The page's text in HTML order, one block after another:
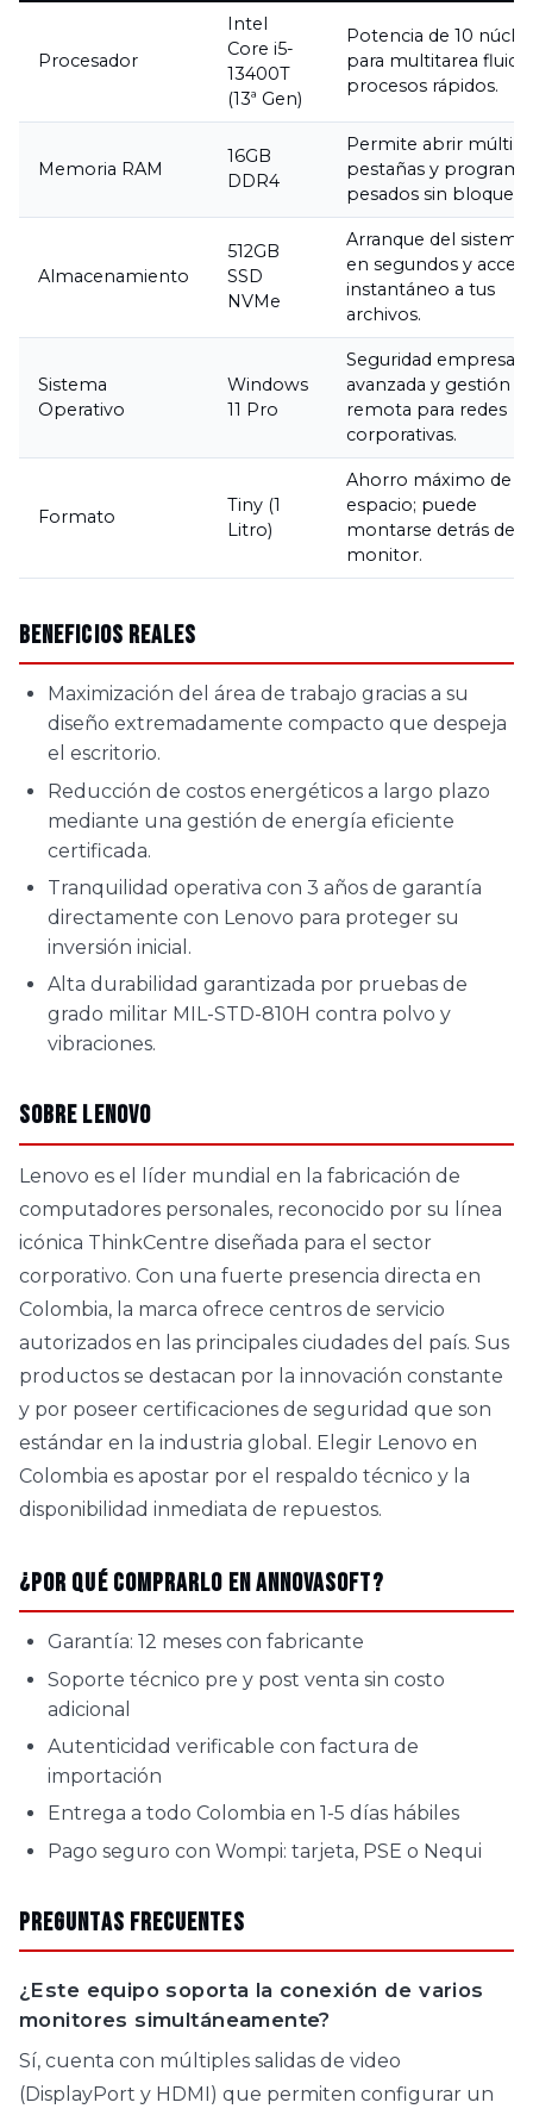
Procesador
Intel
Core i5-
13400T
(13ª Gen)
Potencia de 10
para multitarea fluida
procesos rápidos.
Memoria RAM
16GB
DDR4
Permite abrir
pestañas y
pesados sin
Almacenamiento
512GB
SSD
NVMe
Arranque del sistema
en segundos y
instantáneo a tus
archivos.
Sistema
Operativo
Windows
11 Pro
Seguridad
avanzada y gestión
remota para redes
corporativas.
Formato
Tiny (1
Litro)
Ahorro máximo de
espacio; puede
montarse detrás del
monitor.
Beneficios Reales
Maximización del área de trabajo gracias a su
diseño extremadamente compacto que despeja
el escritorio.
Reducción de costos energéticos a largo plazo
mediante una gestión de energía eficiente
certificada.
Tranquilidad operativa con 3 años de garantía
directamente con Lenovo para proteger su
inversión inicial.
Alta durabilidad garantizada por pruebas de
grado militar MIL-STD-810H contra polvo y
vibraciones.
Sobre Lenovo
Lenovo es el líder mundial en la fabricación de
computadores personales, reconocido por su línea
icónica ThinkCentre diseñada para el sector
corporativo. Con una fuerte presencia directa en
Colombia, la marca ofrece centros de servicio
autorizados en las principales ciudades del país. Sus
productos se destacan por la innovación constante
y por poseer certificaciones de seguridad que son
estándar en la industria global. Elegir Lenovo en
Colombia es apostar por el respaldo técnico y la
disponibilidad inmediata de repuestos.
¿Por qué comprarlo en AnnovaSoft?
Garantía: 12 meses con fabricante
Soporte técnico pre y post venta sin costo
adicional
Autenticidad verificable con factura de
importación
Entrega a todo Colombia en 1-5 días hábiles
Pago seguro con Wompi: tarjeta, PSE o Nequi
Preguntas Frecuentes
¿Este equipo soporta la conexión de varios
monitores simultáneamente?
Sí, cuenta con múltiples salidas de video
(DisplayPort y HDMI) que permiten configurar un